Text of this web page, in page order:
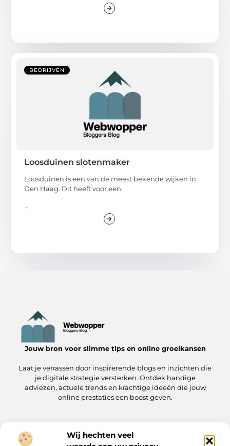
Wij hechten veel
BEDRIJVEN
Loosduinen slotenmaker
Loosduinen is een van de meest bekende wijken in
Den Haag. Dit heeft voor een
...
Jouw bron voor slimme tips en online groeikansen
Laat je verrassen door inspirerende blogs en inzichten die
je digitale strategie versterken. Ontdek handige
adviezen, actuele trends en krachtige ideeën die jouw
online prestaties een boost geven.
Onze informatie